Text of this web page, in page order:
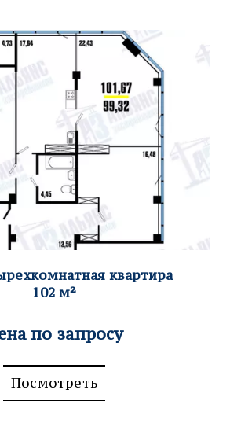
комнатная квартира
102м²
по запросу
Посмотреть